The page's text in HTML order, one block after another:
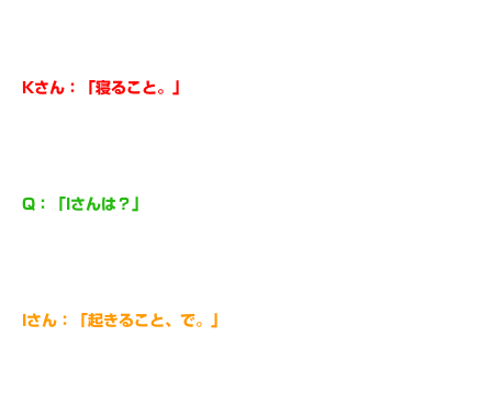
Kさん：「寝ること。」
Q：「Iさんは？」
Iさん：「起きること、で。」